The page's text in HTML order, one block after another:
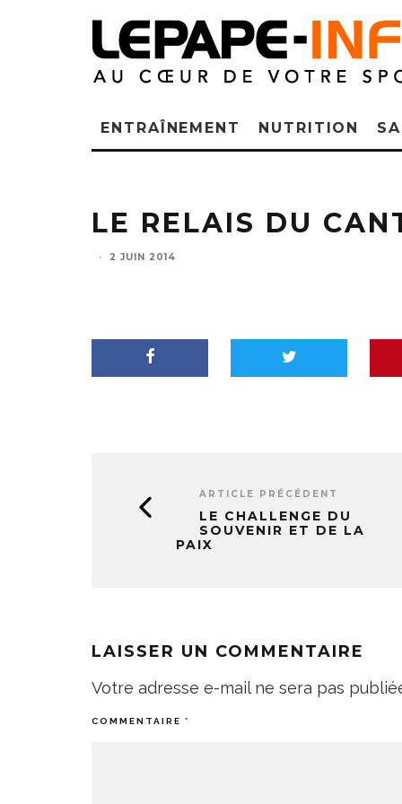
ENTRAÎNEMENT NUTRITION
LE RELAIS DU
· 2 JUIN 2014
ARTICLE PRÉCÉDENT
LE CHALLENGE DU
SOUVENIR ET DE LA
PAIX
LAISSER UN COMMENTAIRE
Votre adresse e-mail ne sera pas
COMMENTAIRE *